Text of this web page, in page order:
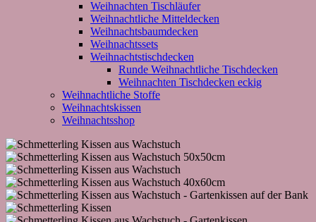
Weihnachten Tischläufer
Weihnachtliche Mitteldecken
Weihnachtsbaumdecken
Weihnachtssets
Weihnachtstischdecken
Runde Weihnachtliche Tischdecken
Weihnachten Tischdecken eckig
Weihnachtliche Stoffe
Weihnachtskissen
Weihnachtsshop